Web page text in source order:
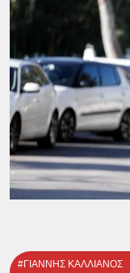
#ΓΙΑΝΝΗΣ ΚΑΛΛΙΑΝΟΣ